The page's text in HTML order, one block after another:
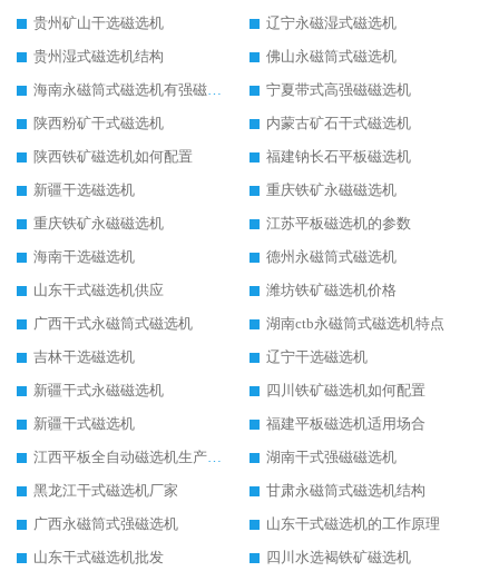
贵州矿山干选磁选机
辽宁永磁湿式磁选机
贵州湿式磁选机结构
佛山永磁筒式磁选机
海南永磁筒式磁选机有强磁的吗
宁夏带式高强磁磁选机
陕西粉矿干式磁选机
内蒙古矿石干式磁选机
陕西铁矿磁选机如何配置
福建钠长石平板磁选机
新疆干选磁选机
重庆铁矿永磁磁选机
重庆铁矿永磁磁选机
江苏平板磁选机的参数
海南干选磁选机
德州永磁筒式磁选机
山东干式磁选机供应
潍坊铁矿磁选机价格
广西干式永磁筒式磁选机
湖南ctb永磁筒式磁选机特点
吉林干选磁选机
辽宁干选磁选机
新疆干式永磁磁选机
四川铁矿磁选机如何配置
新疆干式磁选机
福建平板磁选机适用场合
江西平板全自动磁选机生产厂家
湖南干式强磁磁选机
黑龙江干式磁选机厂家
甘肃永磁筒式磁选机结构
广西永磁筒式强磁选机
山东干式磁选机的工作原理
山东干式磁选机批发
四川水选褐铁矿磁选机